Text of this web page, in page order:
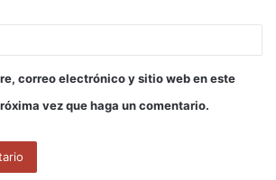
correo electrónico y sitio web en este
vez que haga un comentario.